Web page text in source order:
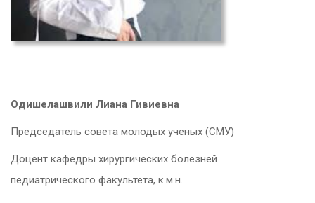
Одишелашвили Лиана Гивиевна
Председатель совета молодых ученых (СМУ)
Доцент кафедры хирургических болезней
педиатрического факультета, к.м.н.